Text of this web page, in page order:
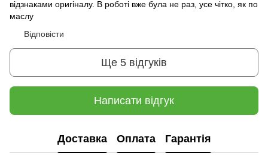
відзнаками оригіналу. В роботі вже була не раз, усе чітко, як по
маслу
Відповісти
Ще 5 відгуків
Написати відгук
Доставка Оплата Гарантія